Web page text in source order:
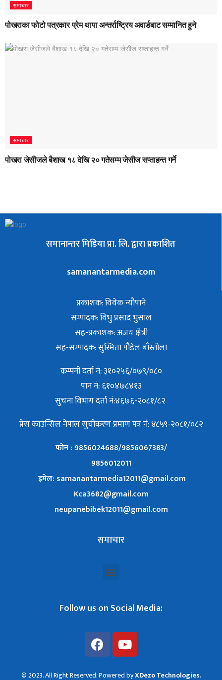
समाचार
पोखराका फोटो पत्रकार प्रेम थापा अन्तर्राष्ट्रिय अवार्डबाट सम्मानित हुने
समाचार
पोखरा जेसीजले बैशाख १८ देखि २० गतेसम्म जेसीज सप्ताहन्त गर्ने
समानान्तर मिडिया प्रा. लि. द्वारा प्रकाशित
samanantarmedia.com
प्रकाशक: विवेक न्याैपाने
सम्पादक: विभु प्रसाद भुसाल
सह-प्रकाशक: अजय क्षेत्री
सह-सम्पादक: सुस्मिता पौडेल बाँस्तोला
कम्पनी दर्ता नं: ३१०२५६/०७९/०८०
पान नं: ६१०४७८४१३
सुचना विभाग दर्ता नं:४६७६-२०८१/८२
प्रेस काउन्सिल नेपाल सुचीकरण प्रमाण पत्र नं: ४८५९-२०८१/०८२
फोन : 9856024688/9856067383/
9856012011
इमेल: samanantarmedia12011@gmail.com
Kca3682@gmail.com
neupanebibek12011@gmail.com
समाचार
Follow us on Social Media:
© 2023. All Right Reserved. Powered byXDezo Technologies.